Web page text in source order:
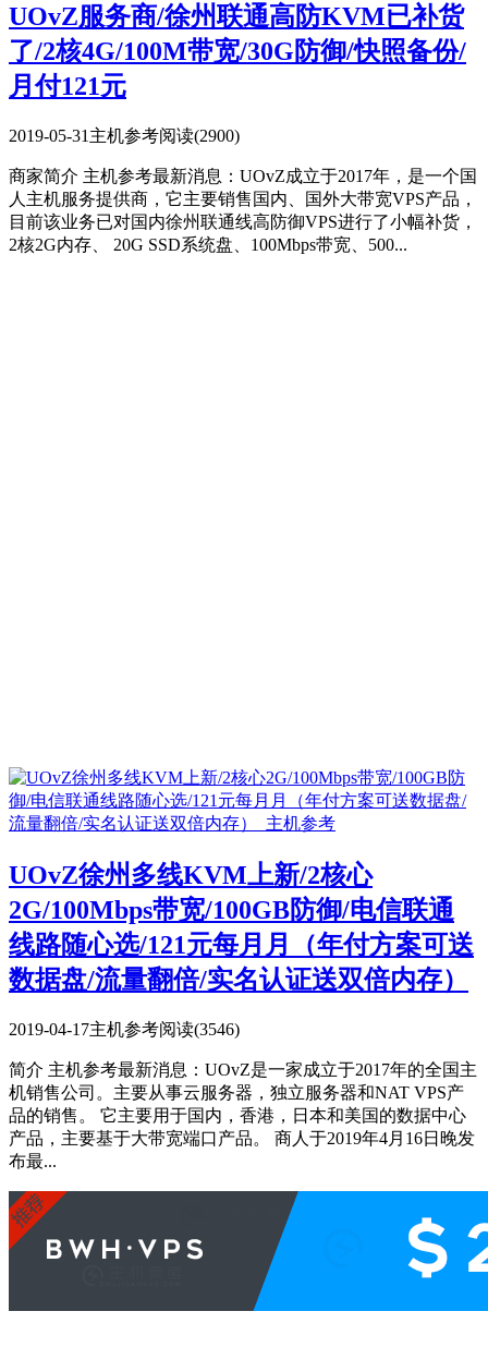
UOvZ服务商/徐州联通高防KVM已补货
了/2核4G/100M带宽/30G防御/快照备份/
月付121元
2019-05-31 主机参考阅读(2900)
商家简介 主机参考最新消息：UOvZ成立于2017年，是一个国
人主机服务提供商，它主要销售国内、国外大带宽VPS产品，
目前该业务已对国内徐州联通线高防御VPS进行了小幅补货，
2核2G内存、 20G SSD系统盘、100Mbps带宽、500...
UOvZ徐州多线KVM上新/2核心
2G/100Mbps带宽/100GB防御/电信联通
线路随心选/121元每月月（年付方案可送
数据盘/流量翻倍/实名认证送双倍内存）
2019-04-17主机参考阅读(3546)
简介 主机参考最新消息：UOvZ是一家成立于2017年的全国主
机销售公司。主要从事云服务器，独立服务器和NAT VPS产
品的销售。 它主要用于国内，香港，日本和美国的数据中心
产品，主要基于大带宽端口产品。 商人于2019年4月16日晚发
布最...